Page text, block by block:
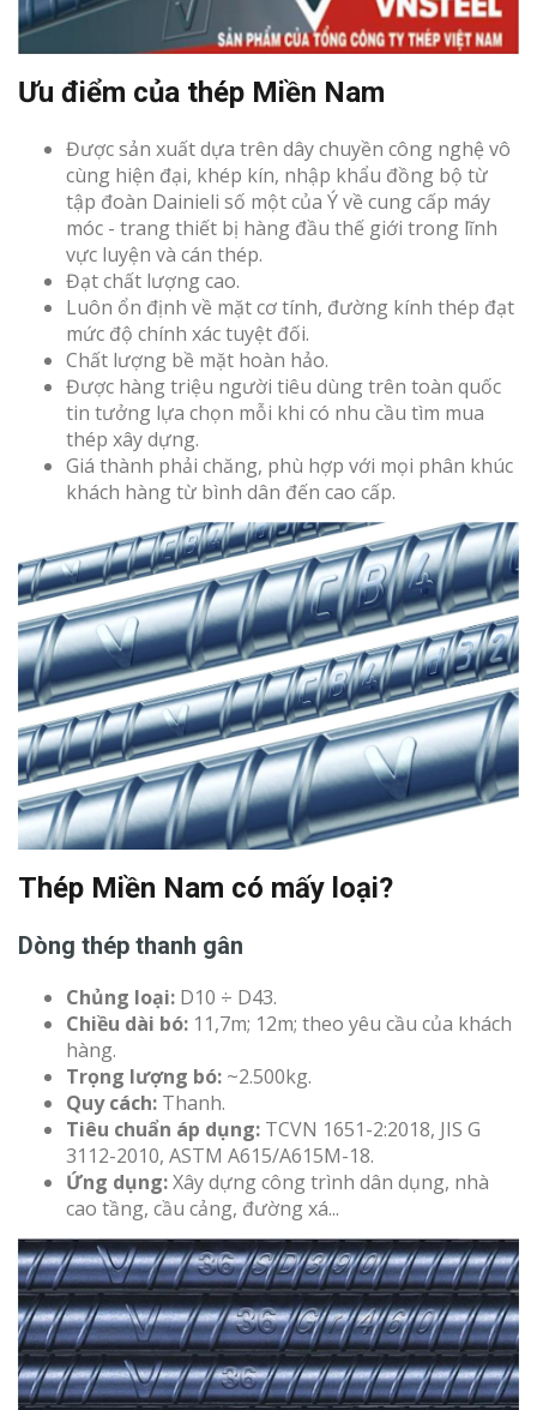
Ưu điểm của thép Miền Nam
Được sản xuất dựa trên dây chuyền công nghệ vô
cùng hiện đại, khép kín, nhập khẩu đồng bộ từ
tập đoàn Dainieli số một của Ý về cung cấp máy
móc - trang thiết bị hàng đầu thế giới trong lĩnh
vực luyện và cán thép.
Đạt chất lượng cao.
Luôn ổn định về mặt cơ tính, đường kính thép đạt
mức độ chính xác tuyệt đối.
Chất lượng bề mặt hoàn hảo.
Được hàng triệu người tiêu dùng trên toàn quốc
tin tưởng lựa chọn mỗi khi có nhu cầu tìm mua
thép xây dựng.
Giá thành phải chăng, phù hợp với mọi phân khúc
khách hàng từ bình dân đến cao cấp.
Thép Miền Nam có mấy loại?
Dòng thép thanh gân
Chủng loại: D10 ÷ D43.
Chiều dài bó: 11,7m; 12m; theo yêu cầu của khách
hàng.
Trọng lượng bó: ~2.500kg.
Quy cách: Thanh.
Tiêu chuẩn áp dụng: TCVN 1651-2:2018, JIS G
3112-2010, ASTM A615/A615M-18.
Ứng dụng:Xây dựng công trình dân dụng, nhà
cao tầng, cầu cảng, đường xá...